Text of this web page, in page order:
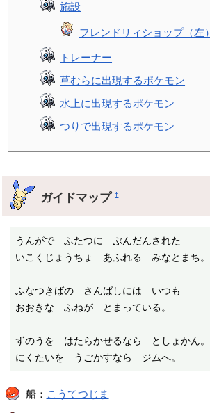
施設
フレンドリィショップ（左）
トレーナー
草むらに出現するポケモン
水上に出現するポケモン
つりで出現するポケモン
ガイドマップ†
うんがで　ふたつに　ぶんだんされた
いこくじょうちょ　あふれる　みなとまち。
ふなつきばの　さんばしには　いつも
おおきな　ふねが　とまっている。
ずのうを　はたらかせるなら　としょかん。
にくたいを　うごかすなら　ジムへ。
船： こうてつじま